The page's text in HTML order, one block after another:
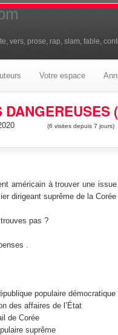
vers, prose, rap, slam, fable,
Votre espace
DANGEREUSES
(6 visites depuis 7 jours)
américain à trouver une
dirigeant suprême de la Corée
pas ?
.
populaire démocratique
des affaires de l’État
de Corée
suprême